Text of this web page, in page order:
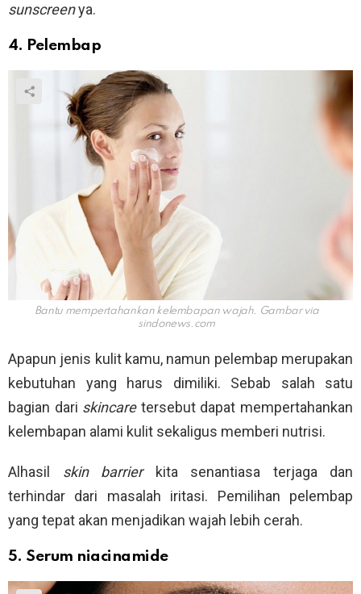
sunscreenya.
4. Pelembap
Bantu mempertahankan kelembapan wajah. Gambar via
sindonews.com
Apapun jenis kulit kamu, namun pelembap merupakan
kebutuhan yang harus dimiliki. Sebab salah satu
bagian dari skincare tersebut dapat mempertahankan
kelembapan alami kulit sekaligus memberi nutrisi.
Alhasil skin barrier
kita senantiasa terjaga dan
terhindar dari masalah iritasi. Pemilihan pelembap
yang tepat akan menjadikan wajah lebih cerah.
5. Serum niacinamide